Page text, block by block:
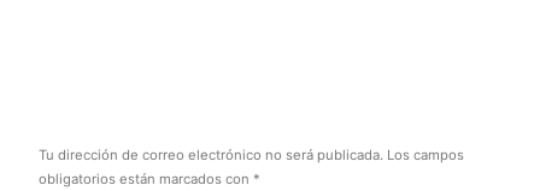
Tu dirección de correo electrónico no será publicada. Los campos
obligatorios están marcados con *